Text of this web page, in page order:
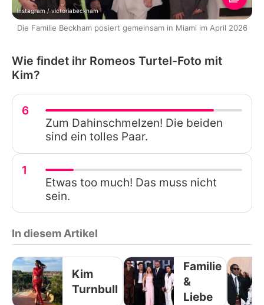
Instagram / victoriabeckham
Die Familie Beckham posiert gemeinsam in Miami im April 2026
Wie findet ihr Romeos Turtel-Foto mit
Kim?
6
Zum Dahinschmelzen! Die beiden
sind ein tolles Paar.
1
Etwas too much! Das muss nicht
sein.
In diesem Artikel
Kim
Turnbull
Familie
&
Liebe